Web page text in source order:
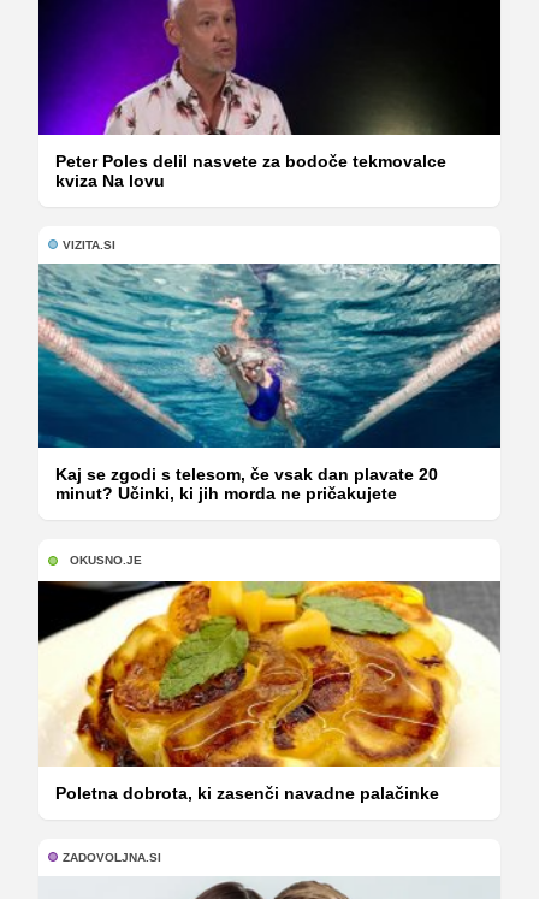
Peter Poles delil nasvete za bodoče tekmovalce
kviza Na lovu
VIZITA.SI
Kaj se zgodi s telesom, če vsak dan plavate 20
minut? Učinki, ki jih morda ne pričakujete
OKUSNO.JE
Poletna dobrota, ki zasenči navadne palačinke
ZADOVOLJNA.SI